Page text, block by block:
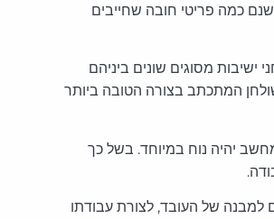
כמה פריטי חובה שחייבים
ישיבות מסוגים שונים ביניהם
המתכתב בצורה הטובה ביותר
יהיה נוח במיוחד. בשל כך
למבנה של העובד, לצורת עבודתו